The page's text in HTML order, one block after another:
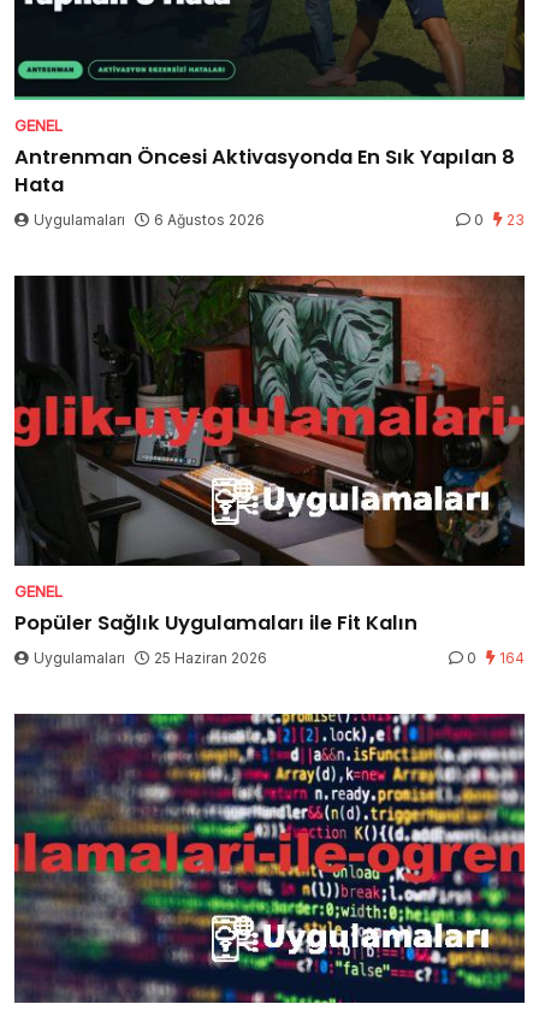
GENEL
Antrenman Öncesi Aktivasyonda En Sık Yapılan 8
Hata
Uygulamaları 6 Ağustos 2026 0 23
GENEL
Popüler Sağlık Uygulamaları ile Fit Kalın
Uygulamaları 25 Haziran 2026 0 164